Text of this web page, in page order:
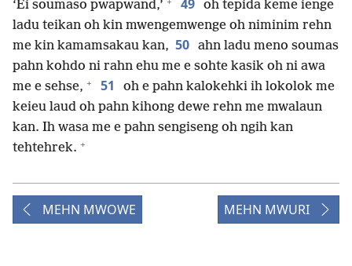
‘Ei soumaso pwapwand,’
49 oh tepida keme ienge
ladu teikan oh kin mwengemwenge oh niminim rehn
me kin kamamsakau kan, 50 ahn ladu meno soumas
pahn kohdo ni rahn ehu me e sohte kasik oh ni awa
me e sehse, + 51
oh e pahn kalokehki ih lokolok me
keieu laud oh pahn kihong dewe rehn me mwalaun
kan. Ih wasa me e pahn sengiseng oh ngih kan
tehtehrek. +
MEHN MWOWE MEHN MWURI